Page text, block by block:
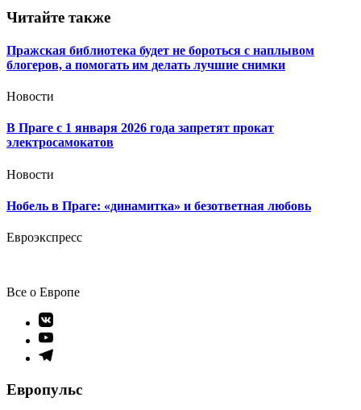
Читайте также
Пражская библиотека будет не бороться с наплывом
блогеров, а помогать им делать лучшие снимки
Новости
В Праге с 1 января 2026 года запретят прокат
электросамокатов
Новости
Нобель в Праге: «динамитка» и безответная любовь
Евроэкспресс
Все о Европе
Элемент
меню
Элемент
меню
Элемент
Европульс